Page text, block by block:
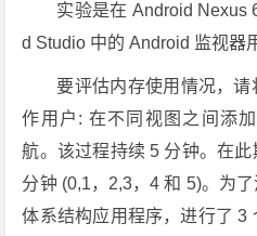
实验是在 Android Nexus
d Studio 中的 Android 监视器
要评估内存使用情况，
作用户: 在不同视图之间添
航。该过程持续 5 分钟。在
分钟 (0,1，2,3，4 和 5)。为
体系结构应用程序，进行了 3